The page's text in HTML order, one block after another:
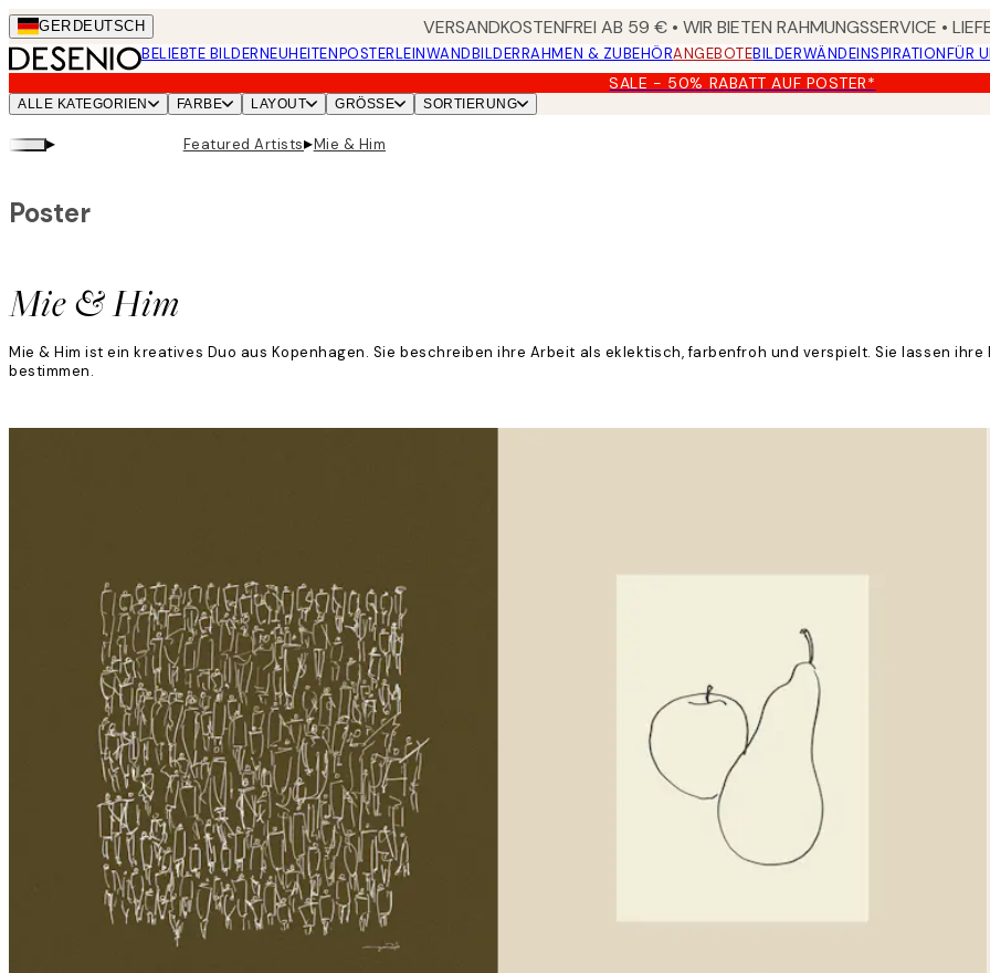
Skip
to
main
content.
GER DEUTSCH VERSANDKOSTENFREI AB 59 € • WIR BIETEN RAHMUNGSSERVICE •
BELIEBTE BILDERNEUHEITENPOSTERLEINWANDBILDERRAHMEN & ZUBEHÖRANGEBOTEBILDERWÄNDEINSPIRATIONFÜR
SALE - 50% RABATT AUF POSTER*
ALLE KATEGORIEN FARBE LAYOUT GRÖSSE SORTIERUNG
▸ Featured Artists▸Mie & Him
Mie & Him
Poster
Mie & Him ist ein kreatives Duo aus Kopenhagen. Sie beschreiben ihre Arbeit als eklektisch, farbenfroh und verspielt. Sie lassen
bestimmen.